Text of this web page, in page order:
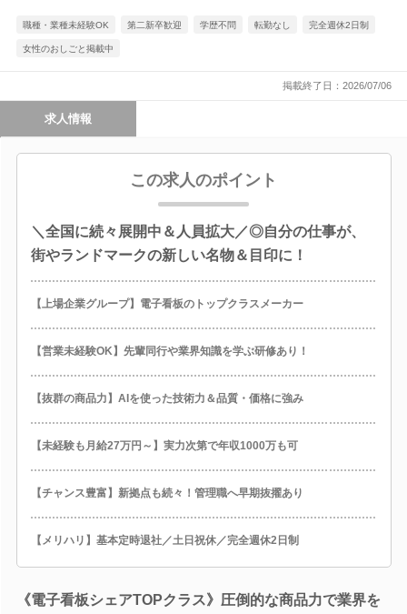
職種・業種未経験OK 第二新卒歓迎 学歴不問 転勤なし 完全週休2日制
女性のおしごと掲載中
掲載終了日：2026/07/06
求人情報
この求人のポイント
＼全国に続々展開中＆人員拡大／◎自分の仕事が、
街やランドマークの新しい名物＆目印に！
【上場企業グループ】電子看板のトップクラスメーカー
【営業未経験OK】先輩同行や業界知識を学ぶ研修あり！
【抜群の商品力】AIを使った技術力＆品質・価格に強み
【未経験も月給27万円～】実力次第で年収1000万も可
【チャンス豊富】新拠点も続々！管理職へ早期抜擢あり
【メリハリ】基本定時退社／土日祝休／完全週休2日制
《電子看板シェアTOPクラス》圧倒的な商品力で業界を